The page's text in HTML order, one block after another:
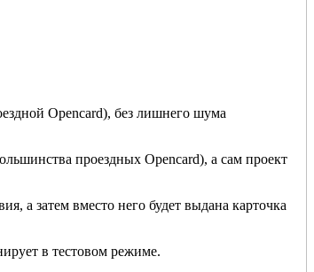
Opencard), без лишнего шума
проездных Opencard), а сам проект
а затем вместо него будет выдана карточка
в тестовом режиме.